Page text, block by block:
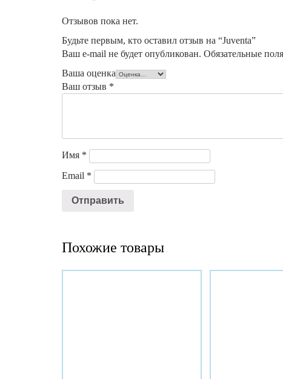
Отзывов пока нет.
Будьте первым, кто оставил отзыв на “Juventa”
Ваш e-mail не будет опубликован. Обязательные
Ваша оценка
Ваш отзыв *
Имя *
Email *
Похожие товары